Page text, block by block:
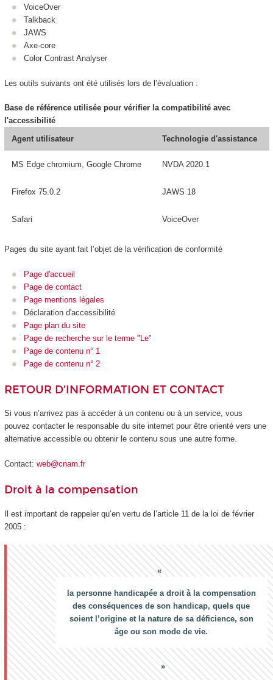
VoiceOver
Talkback
JAWS
Axe-core
Color Contrast Analyser
Les outils suivants ont été utilisés lors de l’évaluation :
Base de référence utilisée pour vérifier la compatibilité avec
l'accessibilité
Agent utilisateur
Technologie d'assistance
MS Edge chromium, Google Chrome NVDA 2020.1
Firefox 75.0.2 JAWS 18
Safari VoiceOver
Pages du site ayant fait l’objet de la vérification de conformité
Page d'accueil
Page de contact
Page mentions légales
Déclaration d'accessibilité
Page plan du site
Page de recherche sur le terme "Le"
Page de contenu n° 1
Page de contenu n° 2
RETOUR D’INFORMATION ET CONTACT
Si vous n’arrivez pas à accéder à un contenu ou à un service, vous
pouvez contacter le responsable du site internet pour être orienté vers une
alternative accessible ou obtenir le contenu sous une autre forme.
Contact: web@cnam.fr
Droit à la compensation
Il est important de rappeler qu’en vertu de l’article 11 de la loi de février
2005 :
la personne handicapée a droit à la compensation
des conséquences de son handicap, quels que
soient l’origine et la nature de sa déficience, son
âge ou son mode de vie.